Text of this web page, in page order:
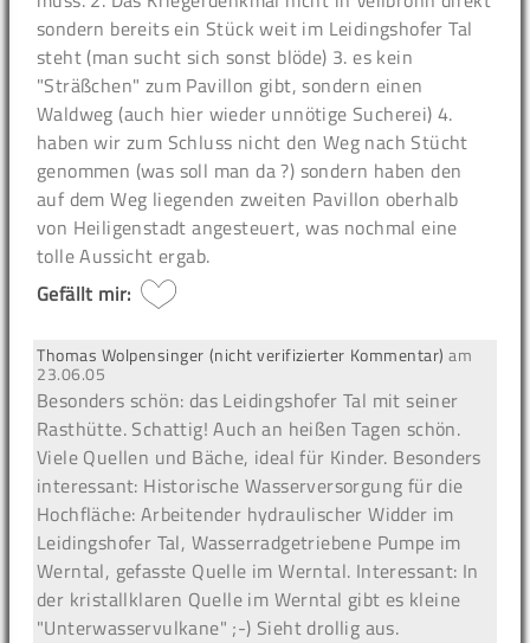
sondern bereits ein Stück weit im Leidingshofer Tal
steht (man sucht sich sonst blöde) 3. es kein
"Sträßchen" zum Pavillon gibt, sondern einen
Waldweg (auch hier wieder unnötige Sucherei) 4.
haben wir zum Schluss nicht den Weg nach Stücht
genommen (was soll man da ?) sondern haben den
auf dem Weg liegenden zweiten Pavillon oberhalb
von Heiligenstadt angesteuert, was nochmal eine
tolle Aussicht ergab.
Gefällt mir:
Thomas Wolpensinger (nicht verifizierter Kommentar) am
23.06.05
Besonders schön: das Leidingshofer Tal mit seiner
Rasthütte. Schattig! Auch an heißen Tagen schön.
Viele Quellen und Bäche, ideal für Kinder. Besonders
interessant: Historische Wasserversorgung für die
Hochfläche: Arbeitender hydraulischer Widder im
Leidingshofer Tal, Wasserradgetriebene Pumpe im
Werntal, gefasste Quelle im Werntal. Interessant: In
der kristallklaren Quelle im Werntal gibt es kleine
"Unterwasservulkane" ;-) Sieht drollig aus.